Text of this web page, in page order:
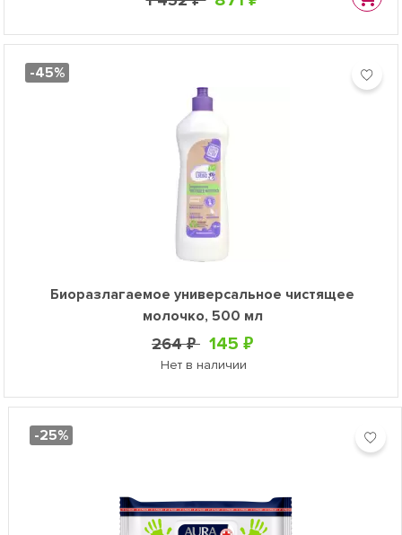
-45%
Биоразлагаемое универсальное чистящее
молочко, 500 мл
264 ₽ 145 ₽
Нет в наличии
-25%